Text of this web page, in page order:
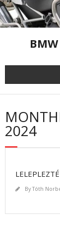
Skip
to
content
2024
ByTóth